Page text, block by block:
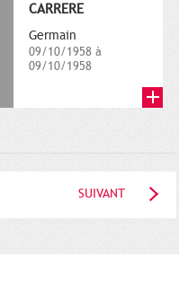
CARRERE
Germain
09/10/1958 à
09/10/1958
SUIVANT